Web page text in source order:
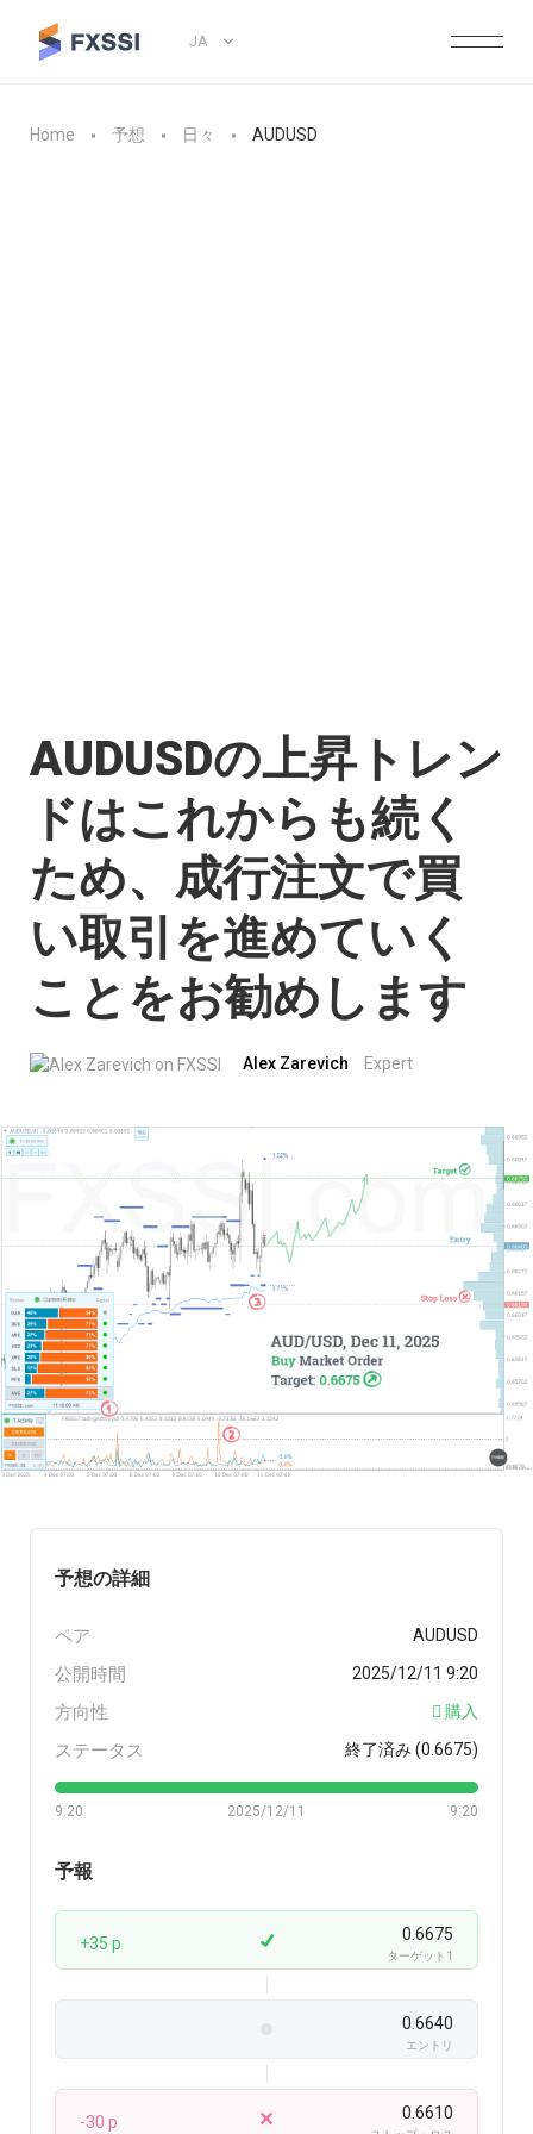
JA
Home 予想 日々 AUDUSD
AUDUSDの上昇トレン
ドはこれからも続く
ため、成行注文で買
い取引を進めていく
ことをお勧めします
Alex Zarevich Expert
予想の詳細
ペア AUDUSD
公開時間 2025/12/11 9:20
方向性 購入
ステータス 終了済み (0.6675)
9:20 9:20
2025/12/11
予報
+35 p 0.6675
ターゲット1
0.6640
エントリ
-30 p 0.6610